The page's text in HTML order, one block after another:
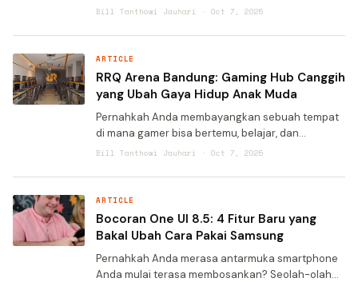
sana, para pejuang digital tak hanya bertarung
yang akan me
Bill Tanthowi Jauhari · Oct 7, 2025
ARTICLE
RRQ Arena Bandung: Gaming Hub Canggih
yang Ubah Gaya Hidup Anak Muda
Pernahkah Anda membayangkan sebuah tempat
di mana gamer bisa bertemu, belajar, dan
berkembang bersama? Di tengah maraknya
yang mendukung hobi dan kreativi
Bill Tanthowi Jauhari · Oct 7, 2025
ARTICLE
Bocoran One UI 8.5: 4 Fitur Baru yang
Bakal Ubah Cara Pakai Samsung
Pernahkah Anda merasa antarmuka smartphone
Anda mulai terasa membosankan? Seolah-olah